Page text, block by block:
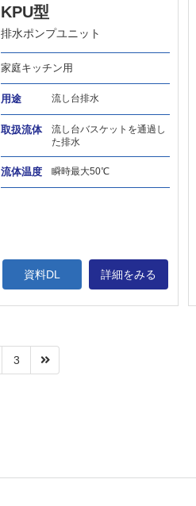
KPU型
排水ポンプユニット
家庭キッチン用
用途 流し台排水
取扱流体
流し台バスケットを通過し
た排水
流体温度 瞬時最大50℃
資料DL 詳細をみる
3